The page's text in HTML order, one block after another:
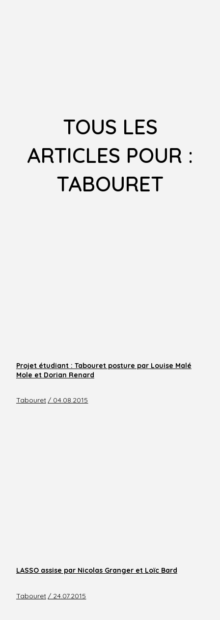
TOUS LES
ARTICLES POUR :
TABOURET
Projet étudiant : Tabouret posture par Louise Malé
Mole et Dorian Renard
Tabouret / 04.08.2015
LASSO assise par Nicolas Granger et Loïc Bard
Tabouret / 24.07.2015